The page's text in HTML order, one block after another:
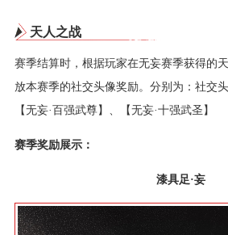
天人之战
赛季结算时，根据玩家在无妄赛季获得的
放本赛季的社交头像奖励。分别为：社交
【无妄·百强武尊】、【无妄·十强武圣】
赛季奖励展示：
漆具足·妄